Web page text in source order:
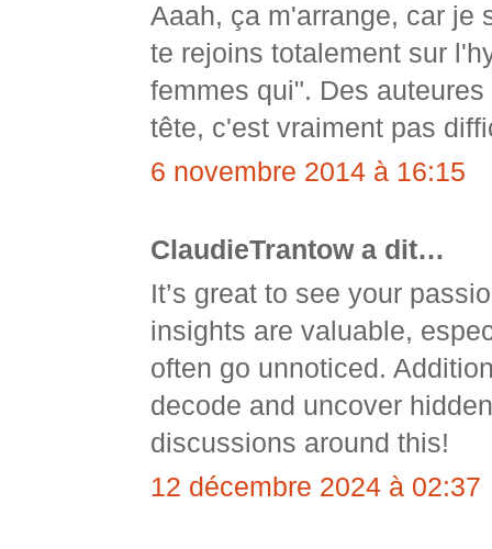
Aaah, ça m'arrange, car je
te rejoins totalement sur
femmes qui". Des
tête, c'est vraiment pas
6 novembre 2014 à 16:15
ClaudieTrantow a dit…
It’s great to see your
insights are valuable,
often go unnoticed.
decode and uncover
discussions around this!
12 décembre 2024 à 02:37